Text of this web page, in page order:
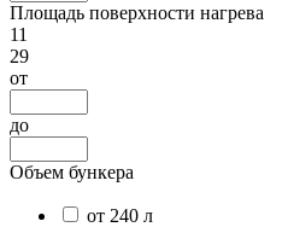
Площадь поверхности нагрева
11
29
от
до
Объем бункера
от 240 л